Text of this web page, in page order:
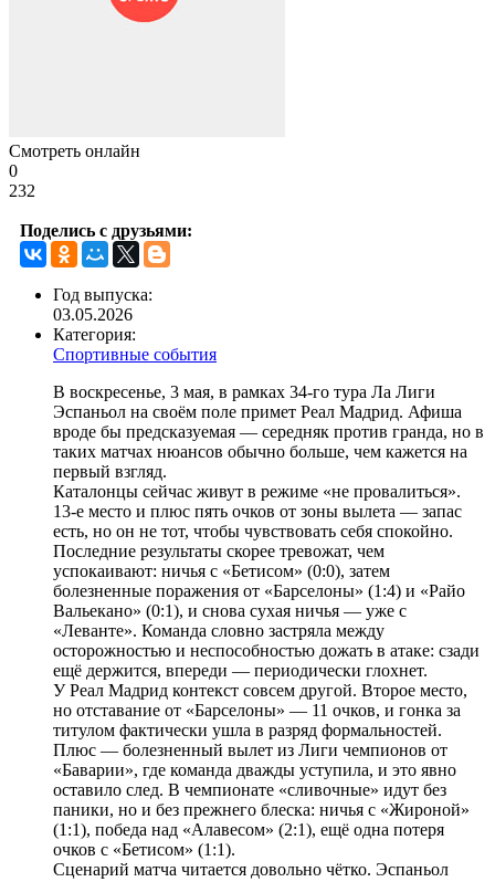
Смотреть онлайн
0
232
Поделись с друзьями:
Год выпуска:
03.05.2026
Категория:
Спортивные события
В воскресенье, 3 мая, в рамках 34-го тура Ла Лиги
Эспаньол на своём поле примет Реал Мадрид. Афиша
вроде бы предсказуемая — середняк против гранда, но в
таких матчах нюансов обычно больше, чем кажется на
первый взгляд.
Каталонцы сейчас живут в режиме «не провалиться».
13-е место и плюс пять очков от зоны вылета — запас
есть, но он не тот, чтобы чувствовать себя спокойно.
Последние результаты скорее тревожат, чем
успокаивают: ничья с «Бетисом» (0:0), затем
болезненные поражения от «Барселоны» (1:4) и «Райо
Вальекано» (0:1), и снова сухая ничья — уже с
«Леванте». Команда словно застряла между
осторожностью и неспособностью дожать в атаке: сзади
ещё держится, впереди — периодически глохнет.
У Реал Мадрид контекст совсем другой. Второе место,
но отставание от «Барселоны» — 11 очков, и гонка за
титулом фактически ушла в разряд формальностей.
Плюс — болезненный вылет из Лиги чемпионов от
«Баварии», где команда дважды уступила, и это явно
оставило след. В чемпионате «сливочные» идут без
паники, но и без прежнего блеска: ничья с «Жироной»
(1:1), победа над «Алавесом» (2:1), ещё одна потеря
очков с «Бетисом» (1:1).
Сценарий матча читается довольно чётко. Эспаньол